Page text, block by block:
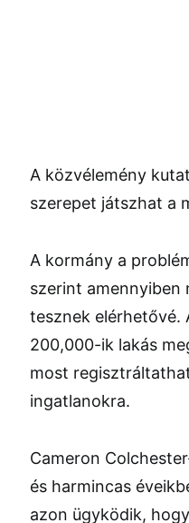
A közvélemény
szerepet játszhat a
A kormány a
szerint
tesznek elérhetővé.
200,000-ik lakás
most
ingatlanokra.
Cameron
és harmincas
azon ügyködik,